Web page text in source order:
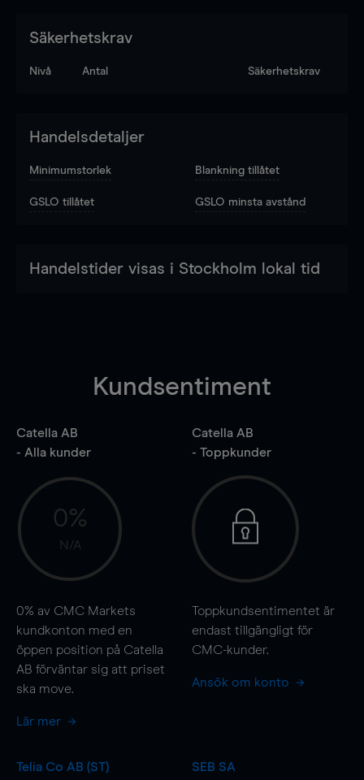
Säkerhetskrav
Nivå Antal Säkerhetskrav
Handelsdetaljer
Minimumstorlek Blankning tillåtet
GSLO tillåtet GSLO minsta avstånd
Handelstider visas i Stockholm lokal tid
Kundsentiment
Catella AB
- Alla kunder
0%
N/A
0% av CMC Markets
kundkonton med en
öppen position på Catella
AB förväntar sig att priset
ska move.
Lär mer
Catella AB
- Toppkunder
Toppkundsentimentet är
endast tillgängligt för
CMC-kunder.
Ansök om konto
Telia Co AB (ST)
SEB SA